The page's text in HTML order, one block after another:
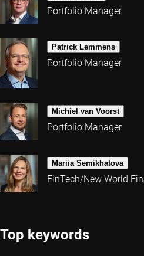
Portfolio Manager
Patrick Lemmens
Portfolio Manager
Michiel van Voorst
Portfolio Manager
Mariia Semikhatova
FinTech/New World
Top keywords